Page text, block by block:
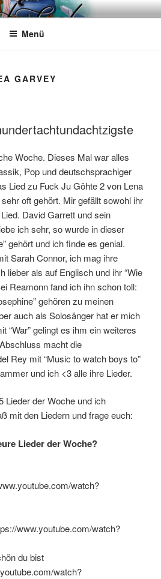
Menü
GARVEY
Woche. Dieses Mal war alles
Pop und deutschsprachiger
Lied zu Fuck Ju Göhte 2 von Lena
oft gehört. Mir gefällt sowohl ihr
David Garrett und sein
ich sehr, so wurde in dieser
gehört und ich finde es genial.
Sarah Connor, ich mag ihre
lieber als auf Englisch und ihr “Wie
Reamonn fand ich ihn schon toll:
gehören zu meinen
auch als Solosänger hat er mich
“War” gelingt es ihm ein weiteres
macht die
Rey mit “Music to watch boys to”
und ich <3 alle ihre Lieder.
Lieder der Woche und ich
mit den Liedern und frage euch:
Lieder der Woche?
watch?
www.youtube.com/watch?
du bist
watch?